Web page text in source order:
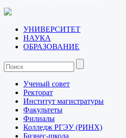
УНИВЕРСИТЕТ
НАУКА
ОБРАЗОВАНИЕ
Ученый совет
Ректорат
Институт магистратуры
Факультеты
Филиалы
Колледж РГЭУ (РИНХ)
Бизнес-школа